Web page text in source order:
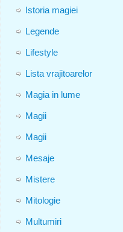
Istoria magiei
Legende
Lifestyle
Lista vrajitoarelor
Magia in lume
Magii
Magii
Mesaje
Mistere
Mitologie
Multumiri